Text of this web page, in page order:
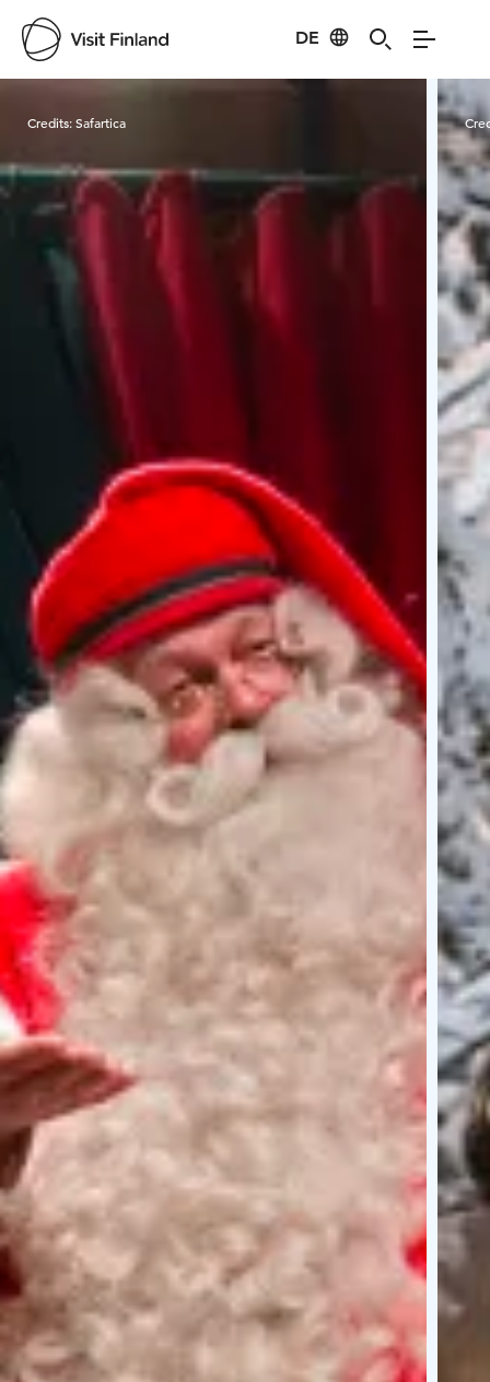
DE
Visit Finland
Credits:Safartica